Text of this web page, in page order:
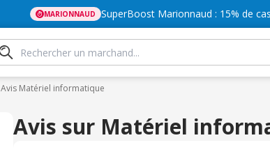
MARIONNAUD SuperBoost Marionnaud : 15% de
Avis Matériel informatique
Avis sur Matériel